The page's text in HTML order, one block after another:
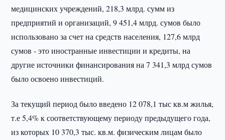
медицинских учреждений, 218,3 млрд. сумм из
предприятий и организаций, 9 451,4 млрд. сумов было
использовано за счет на средств населения, 127,6 млрд
сумов - это иностранные инвестиции и кредиты, на
другие источники финансирования на 7 341,3 млрд сумов
было освоено инвестиций.
За текущий период было введено 12 078,1 тыс кв.м жилья,
т.е 5,4% к соответствующему периоду предыдущего года,
из которых 10 370,3 тыс. кв.м. физическим лицам было